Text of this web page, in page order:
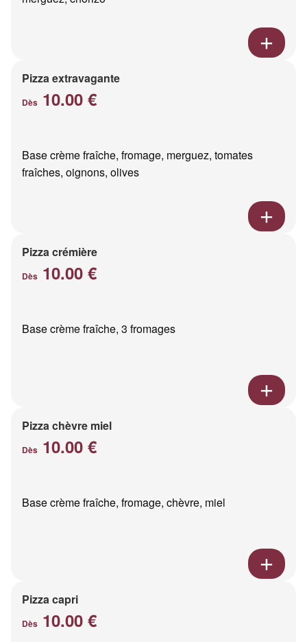
Pizza extravagante
Dès 10.00 €
Base crème fraîche, fromage, merguez, tomates
fraîches, oignons, olives
Pizza crémière
Dès 10.00 €
Base crème fraîche, 3 fromages
Pizza chèvre miel
Dès 10.00 €
Base crème fraîche, fromage, chèvre, miel
Pizza capri
Dès 10.00 €